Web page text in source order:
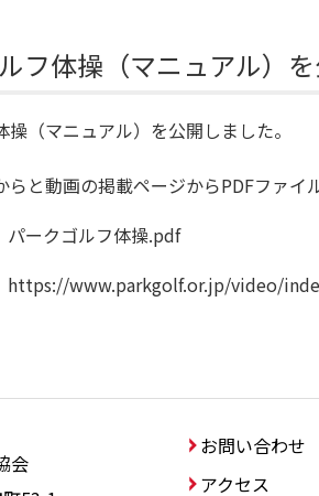
フ体操（マニュアル）を
操（マニュアル）を公開しました。
らと動画の掲載ページからPDFファイ
パークゴルフ体操.pdf
https://www.parkgolf.or.jp/video/
会
お問い合わせ
アクセス